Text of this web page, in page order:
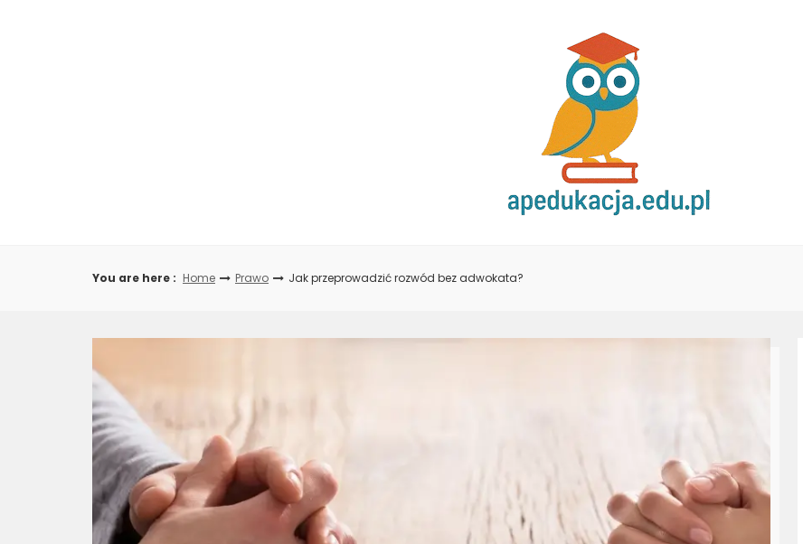
You are here : Home Prawo Jak przeprowadzić rozwód bez adwokata?